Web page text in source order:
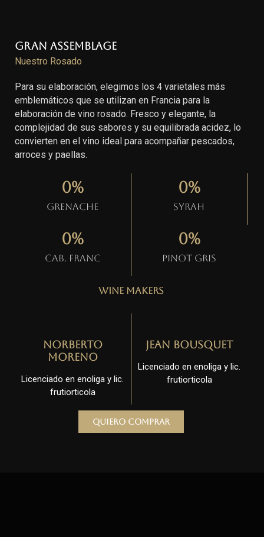
Gran Assemblage
Nuestro Rosado
Para su elaboración, elegimos los 4 varietales más
emblemáticos que se utilizan en Francia para la
elaboración de vino rosado. Fresco y elegante, la
complejidad de sus sabores y su equilibrada acidez, lo
convierten en el vino ideal para acompañar pescados,
arroces y paellas.
Grenache
0%
Syrah
0%
Cab. Franc
0%
Pinot gris
0%
Wine Makers
Norberto
Moreno
Licenciado en enoliga y lic.
frutiorticola
Jean Bousquet
Licenciado en enoliga y lic.
frutiorticola
Quiero comprar